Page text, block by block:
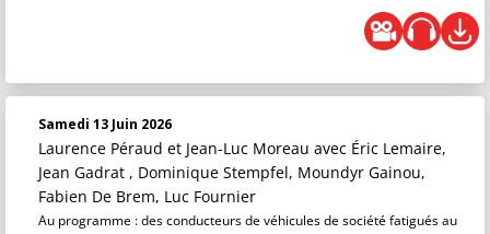
Samedi 13 Juin 2026
Laurence Péraud et Jean-Luc Moreau avec Éric Lemaire,
Jean Gadrat , Dominique Stempfel, Moundyr Gainou,
Fabien De Brem, Luc Fournier
Au programme : des conducteurs de véhicules de société fatigués au